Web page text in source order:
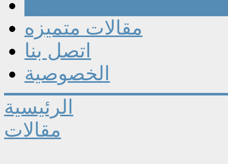
مقالات متميزه
اتصل بنا
الخصوصية
الرئيسية
مقالات